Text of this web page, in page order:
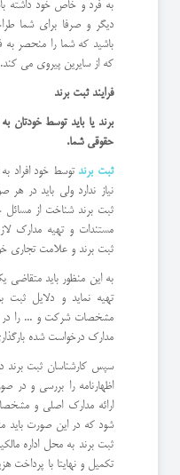
به فرد و خاص خود داشته
دیگر و صرفا برای شما
باشید که شما را منحصر
که از سایرین پیروی می کند.
فرایند ثبت برند
برند یا باید توسط خودتان
حقوقی شما.
ثبت برند توسط خود افراد
نیاز ندارد ولی باید در
ثبت برند شناخت از مسائل
مستندات و تهیه مدارک
ثبت برند و علامت تجاری
به این منظور باید متقاضی
تهیه نماید و دلایل ثبت
مشخصات شرکت و ... را در
مدارک درخواست شده
سپس کارشناسان ثبت برند
اظهارنامه را بررسی و در
ارائه مدارک اصلی و
شود که در این صورت باید
ثبت برند به محل اداره
تکمیل و نهایتا با پرداخت